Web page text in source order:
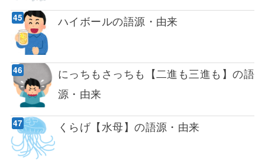
ハイボールの語源・由来
にっちもさっちも【二進も三進も】の語
源・由来
くらげ【水母】の語源・由来